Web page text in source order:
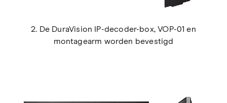
2. De DuraVision IP-decoder-box, VOP-01 en
montagearm worden bevestigd